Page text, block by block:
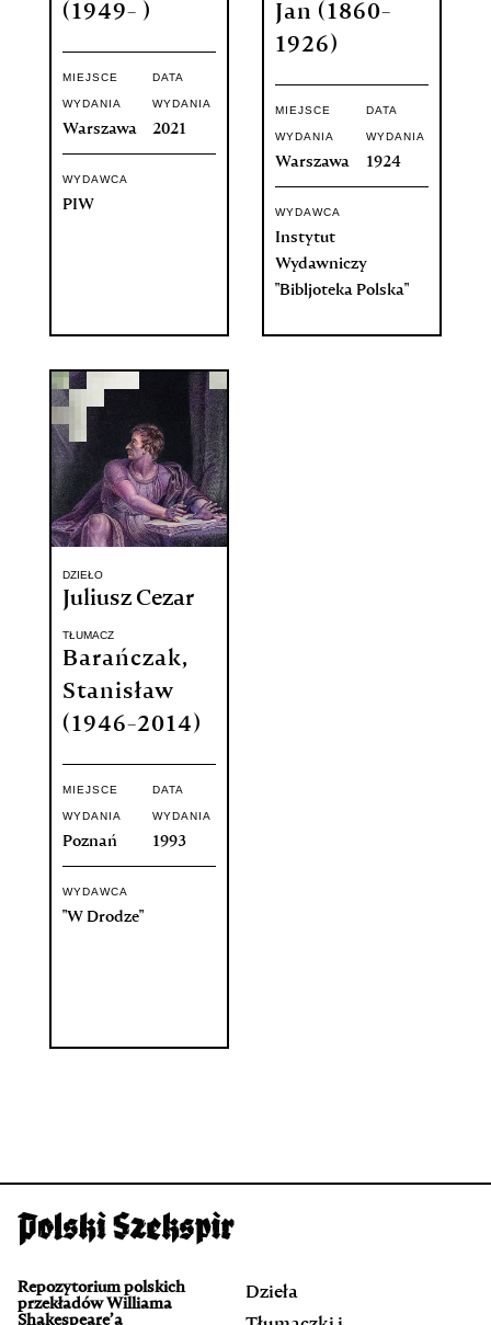
(1949- )
MIEJSCE
WYDANIA
Warszawa
DATA
WYDANIA
2021
WYDAWCA
PIW
Jan (1860-
1926)
MIEJSCE
WYDANIA
Warszawa
DATA
WYDANIA
1924
WYDAWCA
Instytut
Wydawniczy
"Bibljoteka Polska"
DZIEŁO
Juliusz Cezar
TŁUMACZ
Barańczak,
Stanisław
(1946-2014)
MIEJSCE
WYDANIA
Poznań
DATA
WYDANIA
1993
WYDAWCA
"W Drodze"
Repozytorium polskich
przekładów Williama
Shakespeare’a
Dzieła